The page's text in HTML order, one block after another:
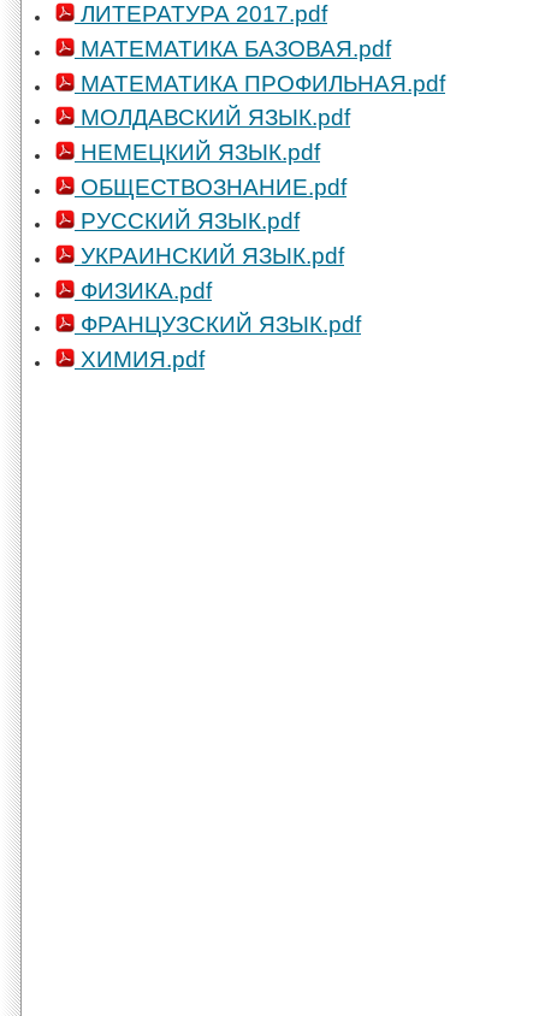
ЛИТЕРАТУРА 2017.pdf
МАТЕМАТИКА БАЗОВАЯ.pdf
МАТЕМАТИКА ПРОФИЛЬНАЯ.pdf
МОЛДАВСКИЙ ЯЗЫК.pdf
НЕМЕЦКИЙ ЯЗЫК.pdf
ОБЩЕСТВОЗНАНИЕ.pdf
РУССКИЙ ЯЗЫК.pdf
УКРАИНСКИЙ ЯЗЫК.pdf
ФИЗИКА.pdf
ФРАНЦУЗСКИЙ ЯЗЫК.pdf
ХИМИЯ.pdf